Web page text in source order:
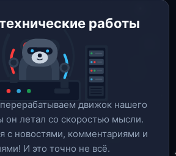
работы
движок нашего
он летал со скоростью мысли.
c новостями, комментариями и
И это точно не всё.